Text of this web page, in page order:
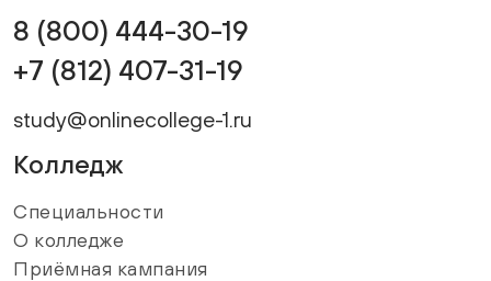
8 (800) 444-30-19
+7 (812) 407-31-19
study@onlinecollege-1.ru
Колледж
Специальности
О колледже
Приёмная кампания